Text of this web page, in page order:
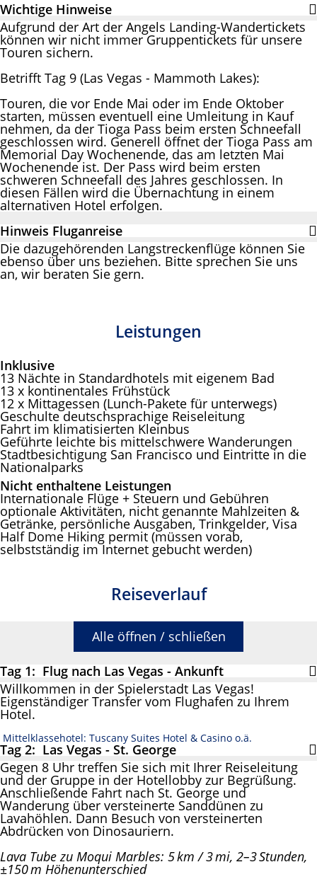
Wichtige Hinweise
Aufgrund der Art der Angels Landing-Wandertickets
können wir nicht immer Gruppentickets für unsere
Touren sichern.
Betrifft Tag 9 (Las Vegas - Mammoth Lakes):
Touren, die vor Ende Mai oder im Ende Oktober
starten, müssen eventuell eine Umleitung in Kauf
nehmen, da der Tioga Pass beim ersten Schneefall
geschlossen wird. Generell öffnet der Tioga Pass am
Memorial Day Wochenende, das am letzten Mai
Wochenende ist. Der Pass wird beim ersten
schweren Schneefall des Jahres geschlossen. In
diesen Fällen wird die Übernachtung in einem
alternativen Hotel erfolgen.
Hinweis Fluganreise
Die dazugehörenden Langstreckenflüge können Sie
ebenso über uns beziehen. Bitte sprechen Sie uns
an, wir beraten Sie gern.
Leistungen
Inklusive
13 Nächte in Standardhotels mit eigenem Bad
13 x kontinentales Frühstück
12 x Mittagessen (Lunch-Pakete für unterwegs)
Geschulte deutschsprachige Reiseleitung
Fahrt im klimatisierten Kleinbus
Geführte leichte bis mittelschwere Wanderungen
Stadtbesichtigung San Francisco und Eintritte in die
Nationalparks
Nicht enthaltene Leistungen
Internationale Flüge + Steuern und Gebühren
optionale Aktivitäten, nicht genannte Mahlzeiten &
Getränke, persönliche Ausgaben, Trinkgelder, Visa
Half Dome Hiking permit (müssen vorab,
selbstständig im Internet gebucht werden)
Reiseverlauf
Alle öffnen / schließen
Tag 1: Flug nach Las Vegas - Ankunft
Willkommen in der Spielerstadt Las Vegas!
Eigenständiger Transfer vom Flughafen zu Ihrem
Hotel.
Mittelklassehotel: Tuscany Suites Hotel & Casino o.ä.
Tag 2: Las Vegas - St. George
Gegen 8 Uhr treffen Sie sich mit Ihrer Reiseleitung
und der Gruppe in der Hotellobby zur Begrüßung.
Anschließende Fahrt nach St. George und
Wanderung über versteinerte Sanddünen zu
Lavahöhlen. Dann Besuch von versteinerten
Abdrücken von Dinosauriern.
Lava Tube zu Moqui Marbles: 5 km / 3 mi, 2–3 Stunden,
±150 m Höhenunterschied